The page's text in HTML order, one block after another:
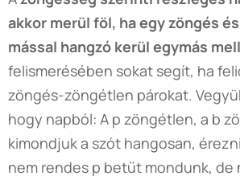
akkor merül föl, ha egy zöngés
mással hangzó kerül egymás
felismerésében sokat segít, ha
zöngés-zöngétlen párokat.
hogy napból: A p zöngétlen, a b
kimondjuk a szót hangosan,
nem rendes p betűt mondunk, de